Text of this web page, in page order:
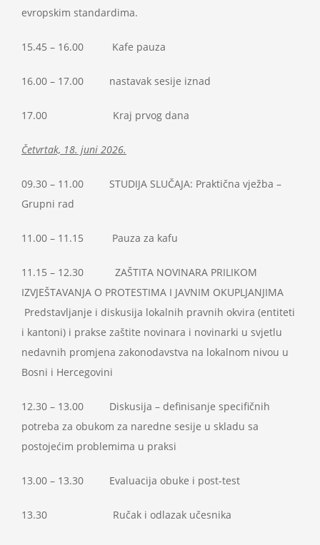
evropskim standardima.
15.45 – 16.00 Kafe pauza
16.00 – 17.00 nastavak sesije iznad
17.00 Kraj prvog dana
Četvrtak, 18. juni 2026.
09.30 – 11.00 STUDIJA SLUČAJA: Praktična vježba –
Grupni rad
11.00 – 11.15 Pauza za kafu
11.15 – 12.30 ZAŠTITA NOVINARA PRILIKOM
IZVJEŠTAVANJA O PROTESTIMA I JAVNIM OKUPLJANJIMA
Predstavljanje i diskusija lokalnih pravnih okvira (entiteti
i kantoni) i prakse zaštite novinara i novinarki u svjetlu
nedavnih promjena zakonodavstva na lokalnom nivou u
Bosni i Hercegovini
12.30 – 13.00 Diskusija – definisanje specifičnih
potreba za obukom za naredne sesije u skladu sa
postojećim problemima u praksi
13.00 – 13.30 Evaluacija obuke i post-test
13.30 Ručak i odlazak učesnika